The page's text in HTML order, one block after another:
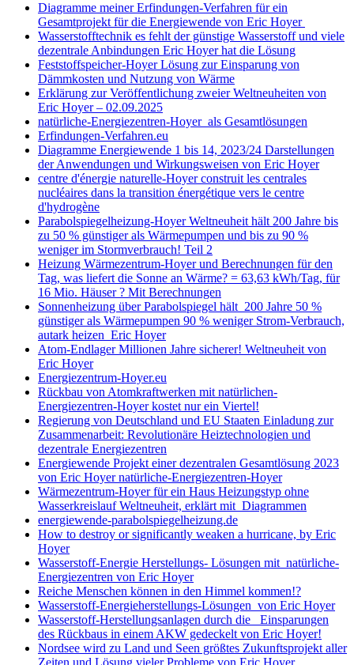
Diagramme meiner Erfindungen-Verfahren für ein
Gesamtprojekt für die Energiewende von Eric Hoyer
Wasserstofftechnik es fehlt der günstige Wasserstoff und viele
dezentrale Anbindungen Eric Hoyer hat die Lösung
Feststoffspeicher-Hoyer Lösung zur Einsparung von
Dämmkosten und Nutzung von Wärme
Erklärung zur Veröffentlichung zweier Weltneuheiten von
Eric Hoyer – 02.09.2025
natürliche-Energiezentren-Hoyer als Gesamtlösungen
Erfindungen-Verfahren.eu
Diagramme Energiewende 1 bis 14, 2023/24 Darstellungen
der Anwendungen und Wirkungsweisen von Eric Hoyer
centre d'énergie naturelle-Hoyer construit les centrales
nucléaires dans la transition énergétique vers le centre
d'hydrogène
Parabolspiegelheizung-Hoyer Weltneuheit hält 200 Jahre bis
zu 50 % günstiger als Wärmepumpen und bis zu 90 %
weniger im Stormverbrauch! Teil 2
Heizung Wärmezentrum-Hoyer und Berechnungen für den
Tag, was liefert die Sonne an Wärme? = 63,63 kWh/Tag, für
16 Mio. Häuser ? Mit Berechnungen
Sonnenheizung über Parabolspiegel hält 200 Jahre 50 %
günstiger als Wärmepumpen 90 % weniger Strom-Verbrauch,
autark heizen Eric Hoyer
Atom-Endlager Millionen Jahre sicherer! Weltneuheit von
Eric Hoyer
Energiezentrum-Hoyer.eu
Rückbau von Atomkraftwerken mit natürlichen-
Energiezentren-Hoyer kostet nur ein Viertel!
Regierung von Deutschland und EU Staaten Einladung zur
Zusammenarbeit: Revolutionäre Heiztechnologien und
dezentrale Energiezentren
Energiewende Projekt einer dezentralen Gesamtlösung 2023
von Eric Hoyer natürliche-Energiezentren-Hoyer
Wärmezentrum-Hoyer für ein Haus Heizungstyp ohne
Wasserkreislauf Weltneuheit, erklärt mit Diagrammen
energiewende-parabolspiegelheizung.de
How to destroy or significantly weaken a hurricane, by Eric
Hoyer
Wasserstoff-Energie Herstellungs- Lösungen mit natürliche-
Energiezentren von Eric Hoyer
Reiche Menschen können in den Himmel kommen!?
Wasserstoff-Energieherstellungs-Lösungen von Eric Hoyer
Wasserstoff-Herstellungsanlagen durch die Einsparungen
des Rückbaus in einem AKW gedeckelt von Eric Hoyer!
Nordsee wird zu Land und Seen größtes Zukunftsprojekt aller